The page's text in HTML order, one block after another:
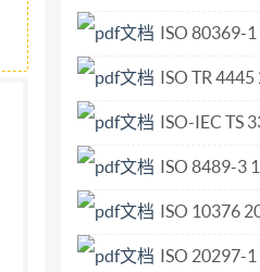
15 8.1 标志· 15 8.2 包装 15
起草规则》的规定 起草。
市佳才医用制品有限公司
有限公司、广东欧亚包装有
。 本文件主要起草人：梁
平台 I BB/T0085—2021 二
于与气雾罐口径配合尺寸为
条款。其中，注日期的引用
ISO 80369-1 2018 Small-bore connectors for liquids and gases
ISO TR 4445 2021 Intelligent transport systems — Mobility
ISO-IEC TS 33054 2020 Information technology - Process
ISO 8489-3 1995 Textile machinery and accessories — Cones for cross winding — Part 3
ISO 10376 2011 Pulps —
ISO 20297-1 2017 Industrial trucks Lorry-mounted